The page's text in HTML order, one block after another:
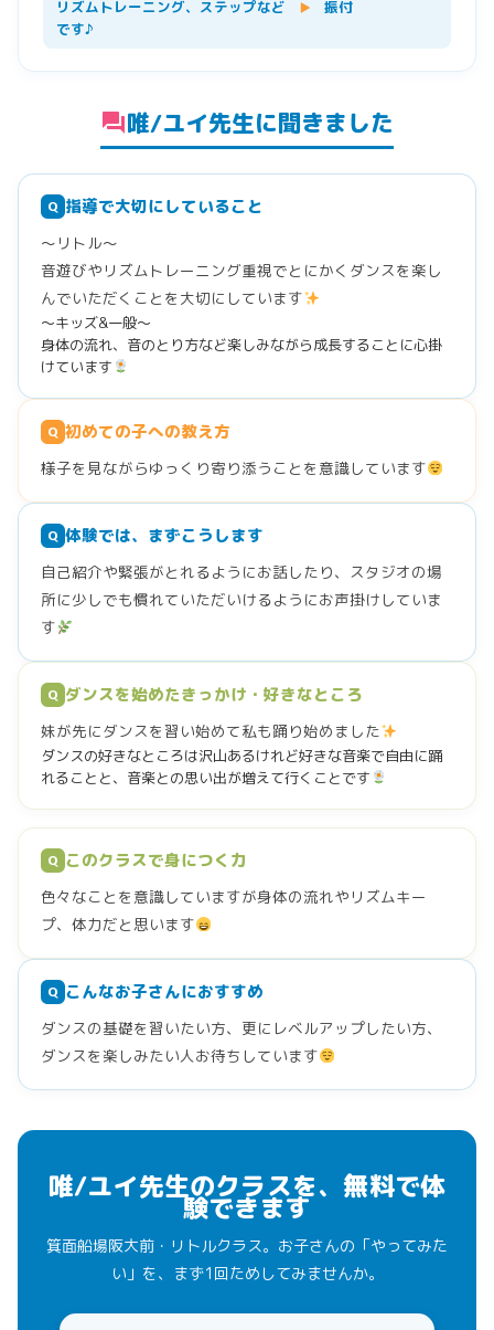
リズムトレーニング、ステップなど
▶
振付
です♪
forum唯/ユイ先生に聞きました
Q 指導で大切にしていること
〜リトル〜
音遊びやリズムトレーニング重視でとにかくダンスを楽し
んでいただくことを大切にしています
〜キッズ&一般〜
身体の流れ、音のとり方など楽しみながら成長することに心掛
けています
Q 初めての子への教え方
様子を見ながらゆっくり寄り添うことを意識しています
Q 体験では、まずこうします
自己紹介や緊張がとれるようにお話したり、スタジオの場
所に少しでも慣れていただいけるようにお声掛けしていま
す
Q ダンスを始めたきっかけ・好きなところ
妹が先にダンスを習い始めて私も踊り始めました
ダンスの好きなところは沢山あるけれど好きな音楽で自由に踊
れることと、音楽との思い出が増えて行くことです
Q このクラスで身につく力
色々なことを意識していますが身体の流れやリズムキー
プ、体力だと思います
Q こんなお子さんにおすすめ
ダンスの基礎を習いたい方、更にレベルアップしたい方、
ダンスを楽しみたい人お待ちしています
唯/ユイ先生のクラスを、無料で体
験できます
箕面船場阪大前・リトルクラス。お子さんの「やってみた
い」を、まず1回ためしてみませんか。